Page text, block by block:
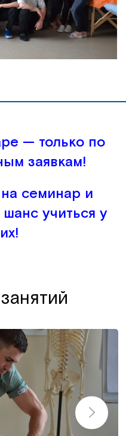
— только по
заявкам!
семинар и
учиться у